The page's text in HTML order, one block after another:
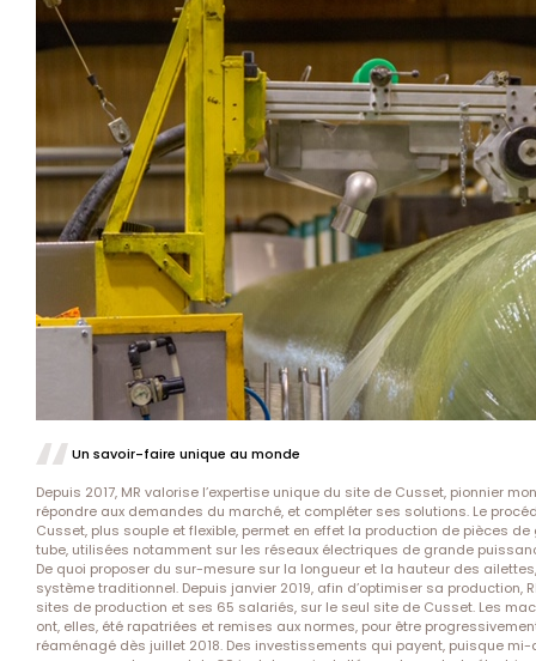
Un savoir-faire unique au monde
Depuis 2017, MR valorise l’expertise unique du site de Cusset, pionnier
répondre aux demandes du marché, et compléter ses solutions. Le
Cusset, plus souple et flexible, permet en effet la production de pièces de
tube, utilisées notamment sur les réseaux électriques de grande
De quoi proposer du sur-mesure sur la longueur et la hauteur des
système traditionnel. Depuis janvier 2019, afin d’optimiser sa production,
sites de production et ses 65 salariés, sur le seul site de Cusset. Les
ont, elles, été rapatriées et remises aux normes, pour être
réaménagé dès juillet 2018. Des investissements qui payent, puisque mi-